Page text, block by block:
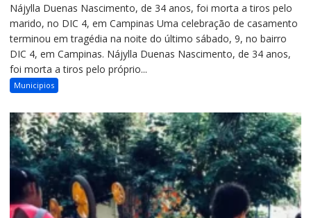
Nájylla Duenas Nascimento, de 34 anos, foi morta a tiros pelo
marido, no DIC 4, em Campinas Uma celebração de casamento
terminou em tragédia na noite do último sábado, 9, no bairro
DIC 4, em Campinas. Nájylla Duenas Nascimento, de 34 anos,
foi morta a tiros pelo próprio...
Municipios